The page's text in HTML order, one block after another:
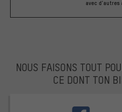
avec d'autres
NOUS FAISONS TOUT
CE DONT TON